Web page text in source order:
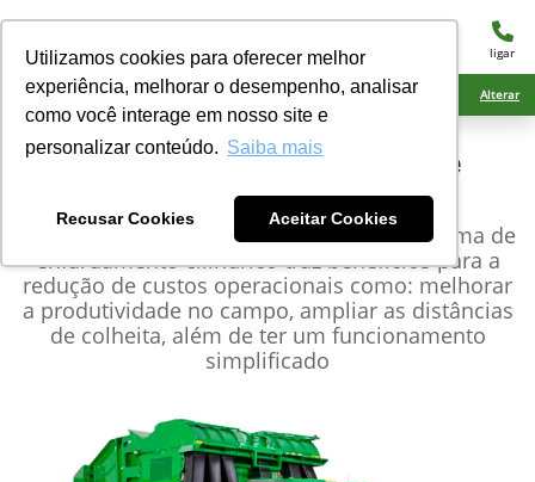
Utilizamos cookies para oferecer melhor
experiência, melhorar o desempenho, analisar
como você interage em nosso site e
personalizar conteúdo. Saiba mais
Recusar Cookies Aceitar Cookies
menu ligar
Ciarama Máquinas Amambai Alterar
John DeereColhedora de
Algodão
A Colhedora de Algodão CP770 com o sistema de
enfardamento cilíndrico traz benefícios para a
redução de custos operacionais como: melhorar
a produtividade no campo, ampliar as distâncias
de colheita, além de ter um funcionamento
simplificado